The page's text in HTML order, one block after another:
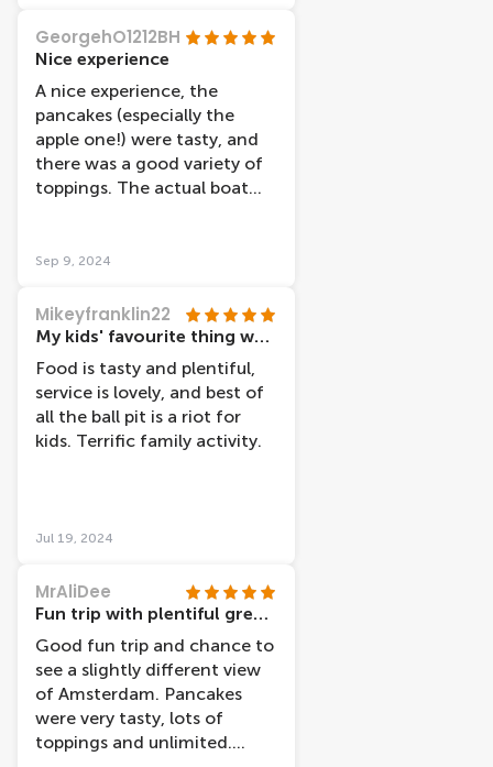
GeorgehO1212BH
Nice experience
A nice experience, the
pancakes (especially the
apple one!) were tasty, and
there was a good variety of
toppings. The actual boat
it’s definitely a boat trip just
to see anything, but it was
fun!
Sep 9, 2024
Mikeyfranklin22
My kids' favourite thing we did in Amsterdam
Food is tasty and plentiful,
service is lovely, and best of
all the ball pit is a riot for
kids. Terrific family activity.
Jul 19, 2024
MrAliDee
Fun trip with plentiful great food
Good fun trip and chance to
see a slightly different view
of Amsterdam. Pancakes
were very tasty, lots of
toppings and unlimited.